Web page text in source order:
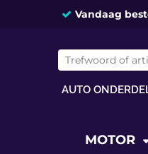
Vandaag
AUTO
MOTOR